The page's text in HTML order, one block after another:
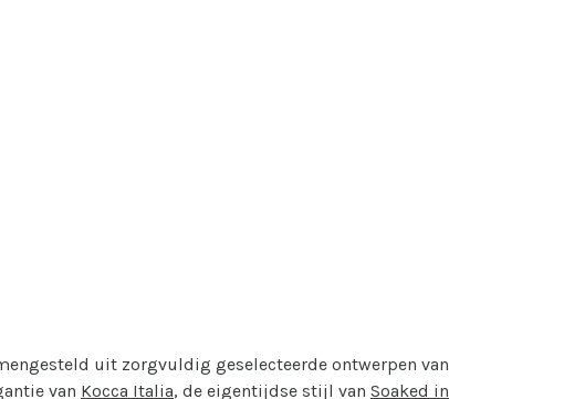
uit zorgvuldig geselecteerde ontwerpen van
van Kocca Italia, de eigentijdse stijl van Soaked in